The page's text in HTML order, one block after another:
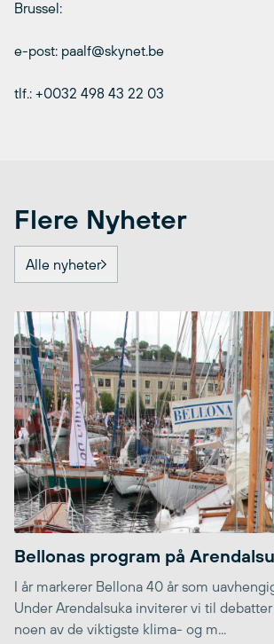
Brussel:
e-post: paalf@skynet.be
tlf.: +0032 498 43 22 03
Flere Nyheter
Alle nyheter
Bellonas program på
I år markerer Bellona 40 år som
Under Arendalsuka inviterer vi til
noen av de viktigste klima- og m...